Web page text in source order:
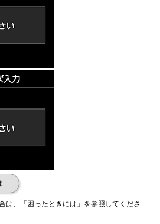
は、「困ったときには」を参照してくださ